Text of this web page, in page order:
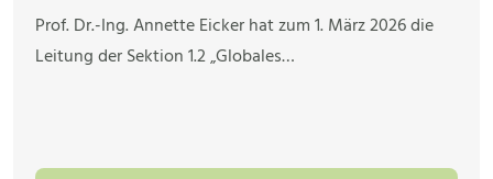
Prof. Dr.-Ing. Annette Eicker hat zum 1. März 2026 die
Leitung der Sektion 1.2 „Globales…